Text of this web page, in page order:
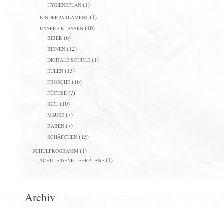
HYGIENEPLAN(1)
KINDERPARLAMENT(1)
UNSERE KLASSEN(40)
BIBER(6)
BIENEN(12)
DIGITALE SCHULE(1)
EULEN(13)
FRÖSCHE(16)
FÜCHSE(7)
IGEL(10)
MÄUSE(7)
RABEN(7)
SCHÄFCHEN(13)
SCHULPROGRAMM(1)
SCHULEIGENE LEHRPLÄNE(1)
Archiv